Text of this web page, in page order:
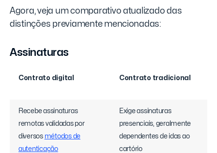
Agora, veja um comparativo atualizado das
distinções previamente mencionadas:
Assinaturas
Contrato digital Contrato tradicional
Recebe assinaturas
remotas validadas por
diversos métodos de
autenticação
Exige assinaturas
presenciais, geralmente
dependentes de idas ao
cartório